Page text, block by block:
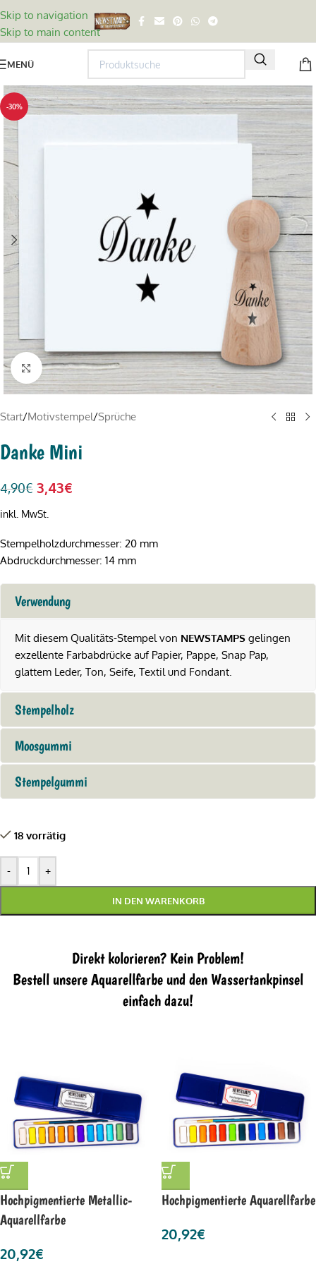
Skip to navigation
Skip to main content
MENÜ
-30%
Click to enlarge
Start/Motivstempel/Sprüche
Danke Mini
4,90€ 3,43€
inkl. MwSt.
Stempelholzdurchmesser: 20 mm
Abdruckdurchmesser: 14 mm
Verwendung
Mit diesem Qualitäts-Stempel von NEWSTAMPS gelingen
exzellente Farbabdrücke auf Papier, Pappe, Snap Pap,
glattem Leder, Ton, Seife, Textil und Fondant.
Stempelholz
Moosgummi
Stempelgummi
18 vorrätig
- +
IN DEN WARENKORB
Direkt kolorieren? Kein Problem!
Bestell unsere Aquarellfarbe und den Wassertankpinsel
einfach dazu!
Hochpigmentierte Metallic-
Aquarellfarbe
20,92€
Hochpigmentierte Aquarellfarbe
20,92€